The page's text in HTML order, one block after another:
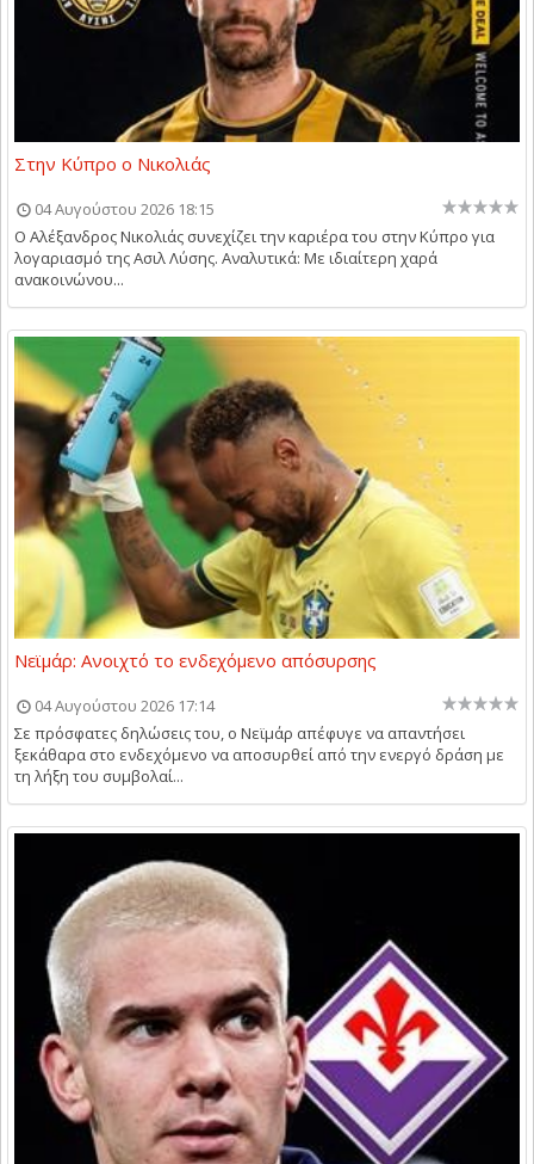
Στην Κύπρο ο Νικολιάς
04 Αυγούστου 2026 18:15
Ο Αλέξανδρος Νικολιάς συνεχίζει την καριέρα του στην Κύπρο για
λογαριασμό της Ασιλ Λύσης. Αναλυτικά: Με ιδιαίτερη χαρά
ανακοινώνου...
Νεϊμάρ: Ανοιχτό το ενδεχόμενο απόσυρσης
04 Αυγούστου 2026 17:14
Σε πρόσφατες δηλώσεις του, ο Νεϊμάρ απέφυγε να απαντήσει
ξεκάθαρα στο ενδεχόμενο να αποσυρθεί από την ενεργό δράση με
τη λήξη του συμβολαί...